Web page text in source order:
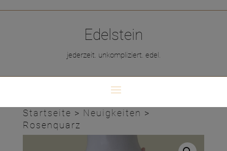
Edelstein
jederzeit. unkompliziert. edel.
Startseite > Neuigkeiten >
Rosenquarz